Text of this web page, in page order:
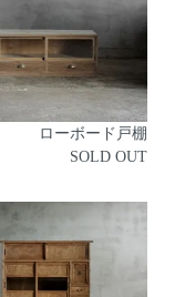
ローボード戸棚
SOLD OUT